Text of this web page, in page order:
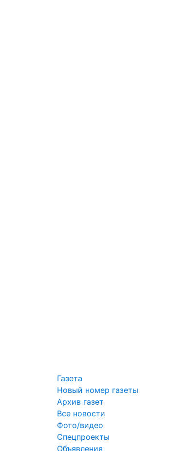
Газета
Новый номер газеты
Архив газет
Все новости
Фото/видео
Спецпроекты
Объявления